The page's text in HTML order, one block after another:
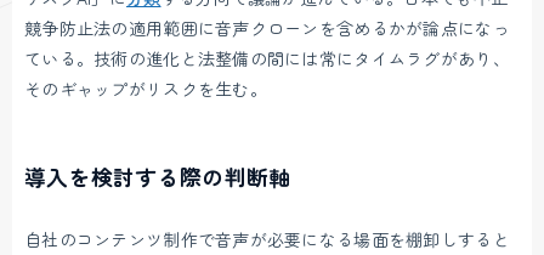
競争防止法の適用範囲に音声クローンを含めるかが論点になっ
ている。技術の進化と法整備の間には常にタイムラグがあり、
そのギャップがリスクを生む。
導入を検討する際の判断軸
自社のコンテンツ制作で音声が必要になる場面を棚卸しすると